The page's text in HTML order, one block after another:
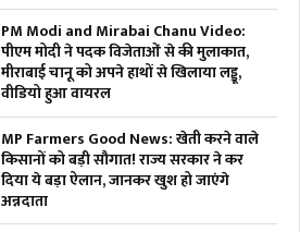
PM Modi and Mirabai Chanu Video:
पीएम मोदी ने पदक विजेताओं से की मुलाकात,
मीराबाई चानू को अपने हाथों से खिलाया लड्डू,
वीडियो हुआ वायरल
MP Farmers Good News: खेती करने वाले
किसानों को बड़ी सौगात! राज्य सरकार ने कर
दिया ये बड़ा ऐलान, जानकर खुश हो जाएंगे
अन्नदाता